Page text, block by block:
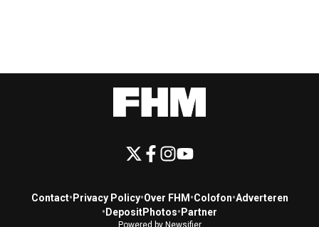
Contact• Privacy Policy•Over FHM •Colofon•Adverteren
• DepositPhotos• Partner
Powered by Newsifier